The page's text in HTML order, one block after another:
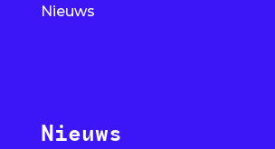
Nieuws
Nieuws